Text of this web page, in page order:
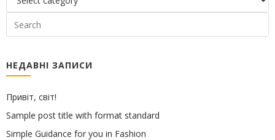
НЕДАВНІ ЗАПИСИ
Привіт, світ!
Sample post title with format standard
Simple Guidance for you in Fashion